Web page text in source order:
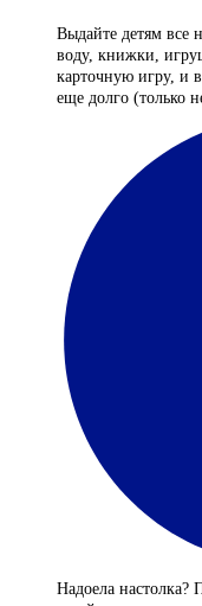
Выдайте детям все
воду, книжки,
карточную игру, и
еще долго (только
Надоела настолка?